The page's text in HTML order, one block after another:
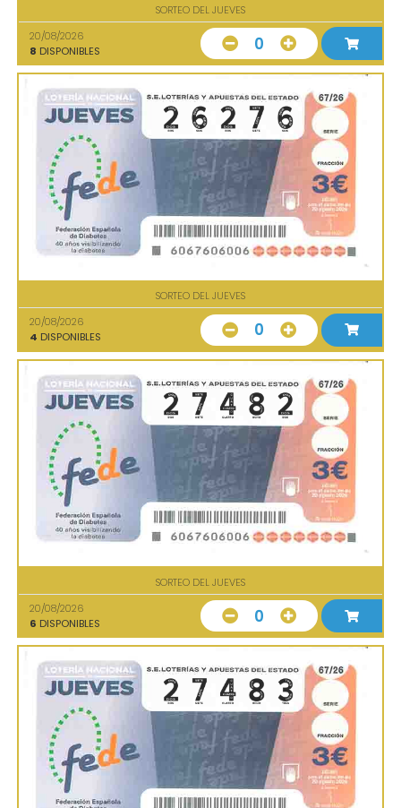
SORTEO DEL JUEVES
20/08/2026
8 DISPONIBLES 0
SORTEO DEL JUEVES
20/08/2026
4 DISPONIBLES 0
SORTEO DEL JUEVES
20/08/2026
6 DISPONIBLES 0